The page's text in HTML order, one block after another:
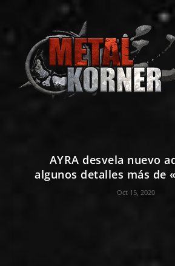
AYRA desvela nuevo
algunos detalles más de
Oct 15, 2020